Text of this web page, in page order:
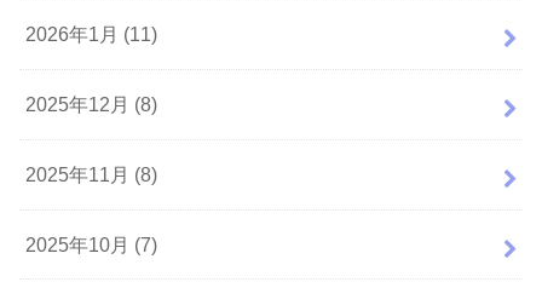
2026年1月 (11)
2025年12月 (8)
2025年11月 (8)
2025年10月 (7)